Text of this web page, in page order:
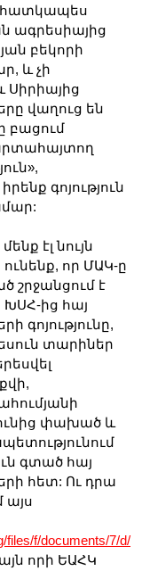
հատկապես
ագրեսիայից
բեկորի
և չի
Սիրիայից
վաղուց են
բացում
գոյություն
էլ նույն
որ ՄԱԿ-ը
է
ից հայ
գոյությունը,
տարիներ
փախած և
գտած հայ
հետ: Ու դրա
այս
files/f/documents/7/d/
որի ԵԱՀԿ